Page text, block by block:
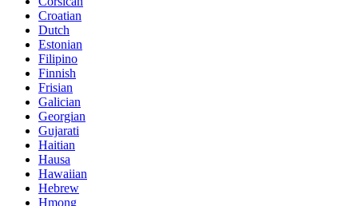
Croatian
Dutch
Estonian
Filipino
Finnish
Frisian
Galician
Georgian
Gujarati
Haitian
Hausa
Hawaiian
Hebrew
Hmong